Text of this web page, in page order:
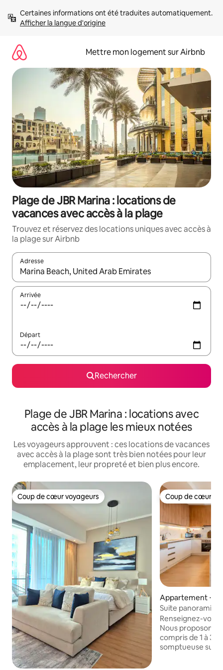
directement
Afficher la langue d'origine
Mettre mon logement sur Airbnb
Plage de JBR Marina : locations de
vacances avec accès à la plage
Trouvez et réservez des locations uniques avec accès à
la plage sur Airbnb
Adresse
Lorsque les résultats s'affichent, utilisez les flèches vers le
Arrivée
Départ
Rechercher
Plage de JBR Marina : locations avec
accès à la plage les mieux notées
Les voyageurs approuvent : ces locations de vacances
avec accès à la plage sont très bien notées pour leur
emplacement, leur propreté et bien plus encore.
Coup de cœur voyageurs
Coup de cœur voyageurs Coup de cœur
Coup de cœur
Appartement ⋅
Suite
JW Marriott
Renseignez-vous
Nous proposons
compris de 1 à 3
somptueuse